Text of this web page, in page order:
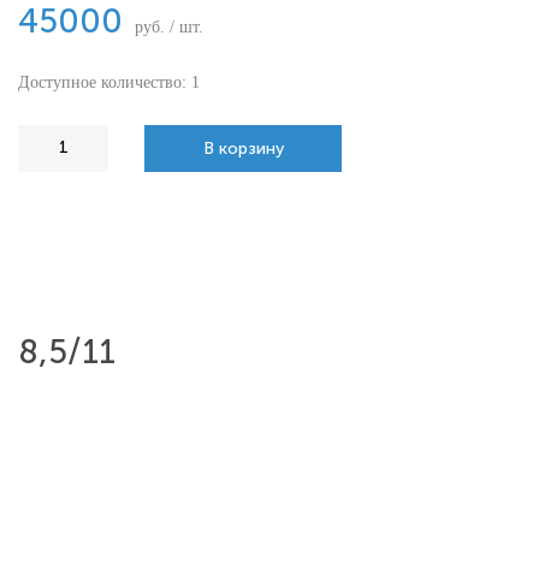
45000 руб. / шт.
Доступное количество: 1
В корзину
8,5/11